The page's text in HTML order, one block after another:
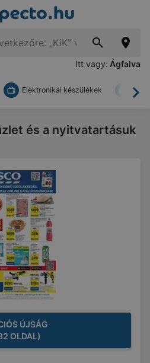
Itt vagy: Ágfalva
Elektronikai készülékek
és a nyitvatartásuk
ÚJSÁG
OLDAL)